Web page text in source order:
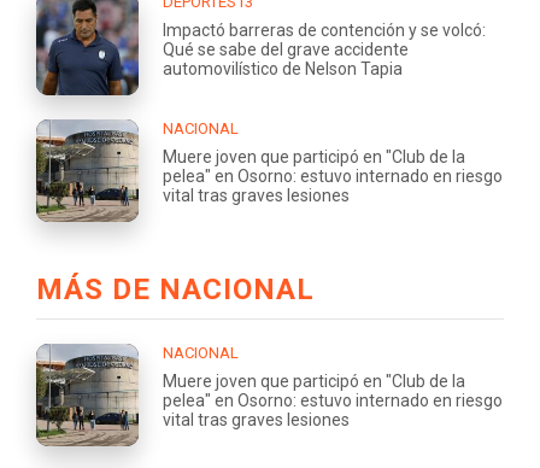
Impactó barreras de contención y se volcó:
Qué se sabe del grave accidente
automovilístico de Nelson Tapia
NACIONAL
Muere joven que participó en "Club de la
pelea" en Osorno: estuvo internado en riesgo
vital tras graves lesiones
MÁS DE NACIONAL
NACIONAL
Muere joven que participó en "Club de la
pelea" en Osorno: estuvo internado en riesgo
vital tras graves lesiones